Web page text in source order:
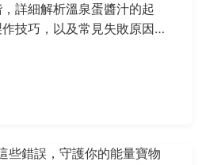
詳細解析溫泉蛋醬汁的起
技巧，以及常見失敗原因與
是料理愛好者，都能找到實